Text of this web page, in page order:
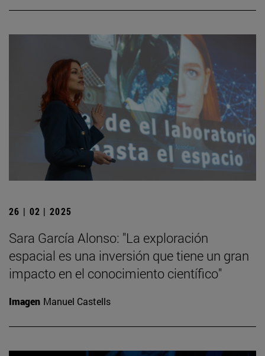
26 | 02 | 2025
Sara García Alonso: "La exploración
espacial es una inversión que tiene un gran
impacto en el conocimiento científico"
Imagen Manuel Castells